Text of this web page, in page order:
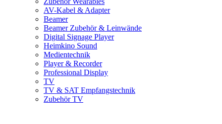
AV-Kabel & Adapter
Beamer
Beamer Zubehör & Leinwände
Digital Signage Player
Heimkino Sound
Medientechnik
Player & Recorder
Professional Display
TV
TV & SAT Empfangstechnik
Zubehör TV